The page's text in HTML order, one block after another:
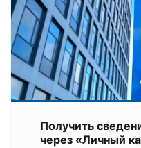
Получить
через «Личный